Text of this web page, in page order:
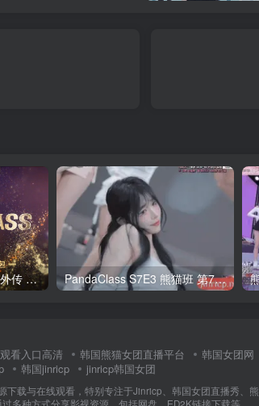
全网最全! 熊猫班 第6季 外传 SpinOff 全集 All in one 合集版 中英韩简繁字幕外挂版 PandaClass S7E3 熊猫班 第7季 第3期 二十一点日 中英韩简繁字幕
看入口高清 韩国熊猫女团直播平台
韩国女团网
韩国jinricp jinricp韩国女团
下载与在线观看，特别专注于Jinricp、韩国女团直播秀、熊
多种方式分享影视资源，包括网盘、ED2K链接下载等。